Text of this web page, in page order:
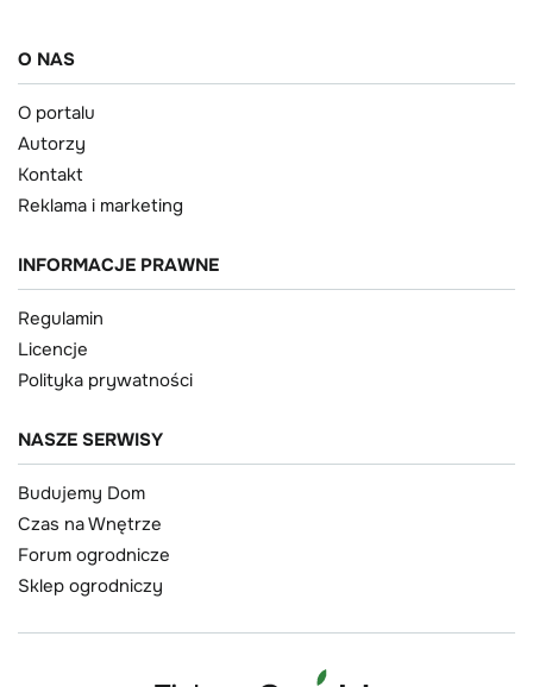
O NAS
O portalu
Autorzy
Kontakt
Reklama i marketing
INFORMACJE PRAWNE
Regulamin
Licencje
Polityka prywatności
NASZE SERWISY
Budujemy Dom
Czas na Wnętrze
Forum ogrodnicze
Sklep ogrodniczy